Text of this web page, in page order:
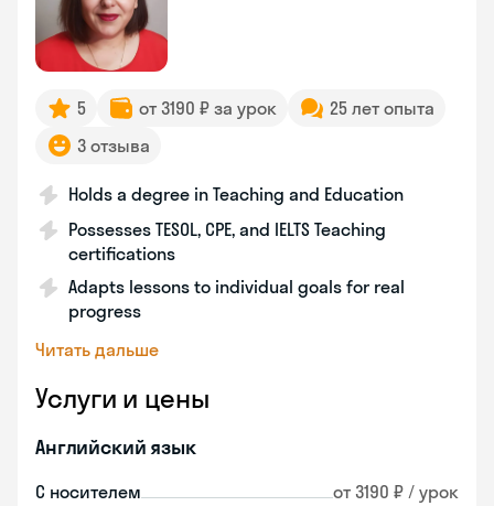
5 от 3190 ₽ за урок
25 лет опыта
3 отзыва
Holds a degree in Teaching and Education
Possesses TESOL, CPE, and IELTS Teaching
certifications
Adapts lessons to individual goals for real
progress
Читать дальше
Услуги и цены
Английский язык
С носителем от 3190 ₽ / урок